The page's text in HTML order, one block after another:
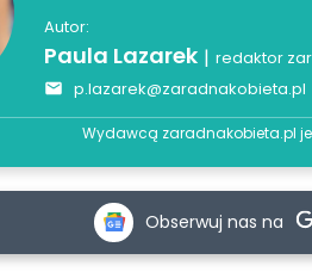
Autor:
Paula Lazarek | redaktor
p.lazarek@zaradnakobieta.pl
Wydawcą zaradnakobieta.pl
Obserwuj nas na